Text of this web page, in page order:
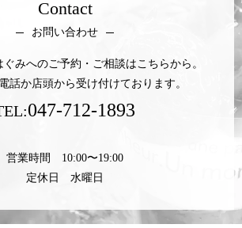
Contact
お問い合わせ
みへのご予約・ご相談はこちらから。
話か店頭から受け付けております。
047-712-1893
営業時間 10:00〜19:00
定休日 水曜日